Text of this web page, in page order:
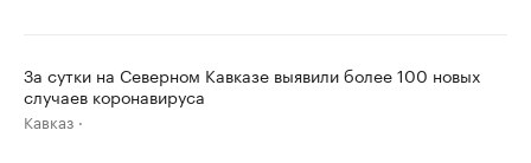
За сутки на Северном Кавказе выявили более 100 новых
случаев коронавируса
Кавказ